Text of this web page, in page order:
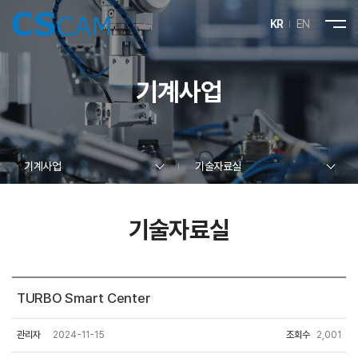
KR EN
기계사업
기계사업 기술자료실
기술자료실
TURBO Smart Center
관리자 2024-11-15 조회수 2,001